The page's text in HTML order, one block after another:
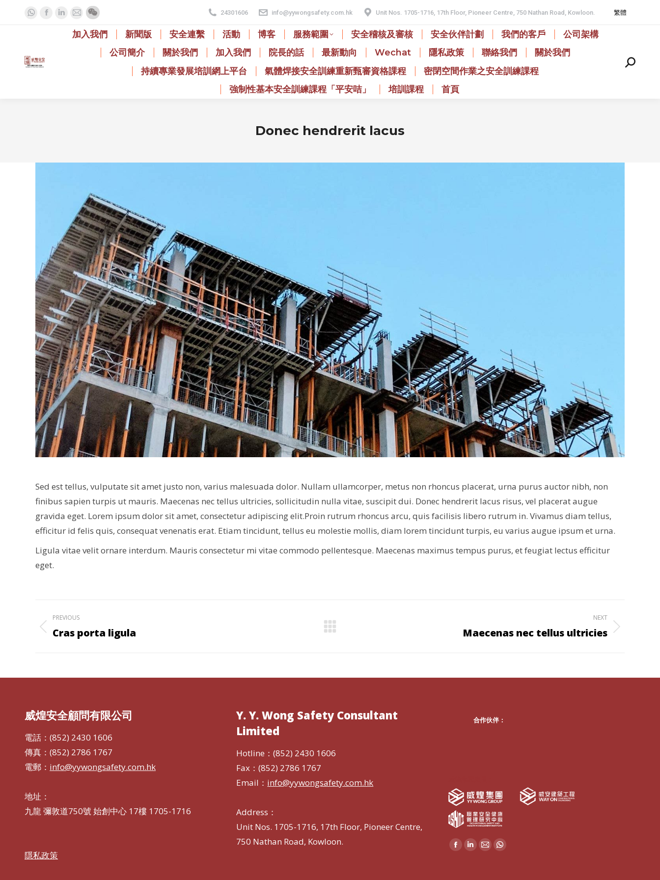
Whatsapp
in
new
Facebook
Linkedin
page
Mail
page
24301606 info@yywongsafety.com.hk Unit Nos. 1705-1716, 17th Floor, Pioneer Centre, 750 Nathan Road, Kowloon. 繁體
加入我們 新聞版 安全連繫 活動 博客 服務範圍 安全稽核及審核 安全伙伴計劃 我們的客戶
公司架構
公司簡介
關於我們 加入我們 院長的話 最新動向 Wechat 隱私政策 聯絡我們
關於我們
持續專業發展培訓網上平台
氣體焊接安全訓練重新甄審資格課程
密閉空間作業之安全訓練課程
強制性基本安全訓練課程「平安咭」
培訓課程 首頁
Search:
Donec hendrerit lacus
Sed est tellus, vulputate sit amet justo non, varius malesuada dolor. Nullam ullamcorper, metus non rhoncus placerat, urna purus auctor nibh, non
finibus sapien turpis ut mauris. Maecenas nec tellus ultricies, sollicitudin nulla vitae, suscipit dui. Donec hendrerit lacus risus, vel placerat augue
gravida eget. Lorem ipsum dolor sit amet, consectetur adipiscing elit.Proin rutrum rhoncus arcu, quis facilisis libero rutrum in. Vivamus diam tellus,
efficitur id felis quis, consequat venenatis erat. Etiam tincidunt, tellus eu molestie mollis, diam lorem tincidunt turpis, eu varius augue ipsum et urna.
Ligula vitae velit ornare interdum. Mauris consectetur mi vitae commodo pellentesque. Maecenas maximus tempus purus, et feugiat lectus efficitur
eget.
navigation
PREVIOUS
Previous
Cras porta ligula
NEXT
Maecenas nec tellus ultricies
威煌安全顧問有限公司
電話：(852) 2430 1606
傳真：(852) 2786 1767
電郵： info@yywongsafety.com.hk
地址：
九龍 彌敦道750號 始創中心 17樓 1705-1716
隱私政策
Y. Y. Wong Safety Consultant
Limited
Hotline：(852) 2430 1606
Fax：(852) 2786 1767
Email： info@yywongsafety.com.hk
Address：
Unit Nos. 1705-1716, 17th Floor, Pioneer Centre,
750 Nathan Road, Kowloon.
合作伙伴：
Find us on:
Facebook
Linkedin
MailWhatsapp